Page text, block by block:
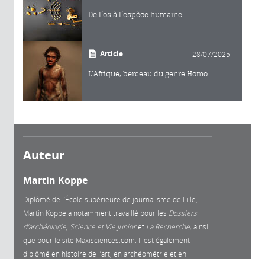
De l’os à l’espèce humaine
Article 28/07/2025
L’Afrique, berceau du genre Homo
Auteur
Martin Koppe
Diplômé de l’École supérieure de journalisme de Lille,
Martin Koppe a notamment travaillé pour les Dossiers
d’archéologie, Science et Vie Junioret La Recherche, ainsi
que pour le site Maxisciences.com. Il est également
diplômé en histoire de l’art, en archéométrie et en